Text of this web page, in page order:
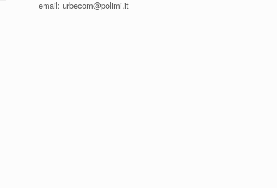
email: urbecom@polimi.it